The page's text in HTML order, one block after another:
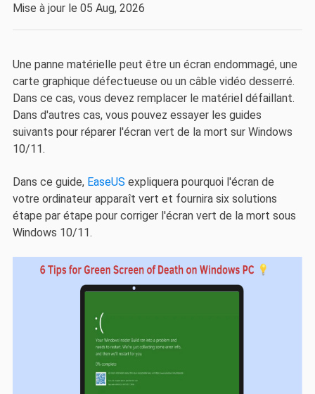
Mise à jour le 05 Aug, 2026
Une panne matérielle peut être un écran endommagé, une
carte graphique défectueuse ou un câble vidéo desserré.
Dans ce cas, vous devez remplacer le matériel défaillant.
Dans d'autres cas, vous pouvez essayer les guides
suivants pour réparer l'écran vert de la mort sur Windows
10/11.
Dans ce guide, EaseUS expliquera pourquoi l'écran de
votre ordinateur apparaît vert et fournira six solutions
étape par étape pour corriger l'écran vert de la mort sous
Windows 10/11.